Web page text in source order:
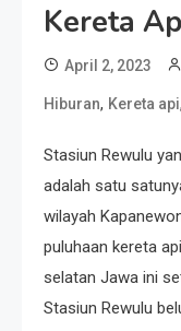
Kereta
April 2, 2023
Hiburan, Kereta api,
Stasiun Rewulu
adalah satu
wilayah
puluhaan kereta
selatan Jawa ini
Stasiun Rewulu